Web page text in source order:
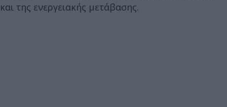
και της ενεργειακής μετάβασης.